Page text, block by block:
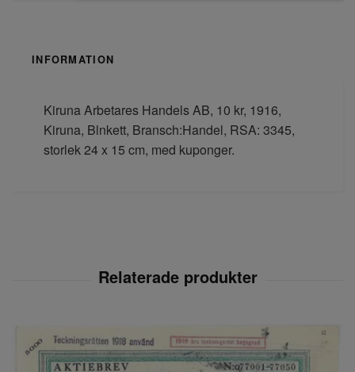
INFORMATION
Kiruna Arbetares Handels AB, 10 kr, 1916,
Kiruna, Blnkett, Bransch:Handel, RSA: 3345,
storlek 24 x 15 cm, med kuponger.